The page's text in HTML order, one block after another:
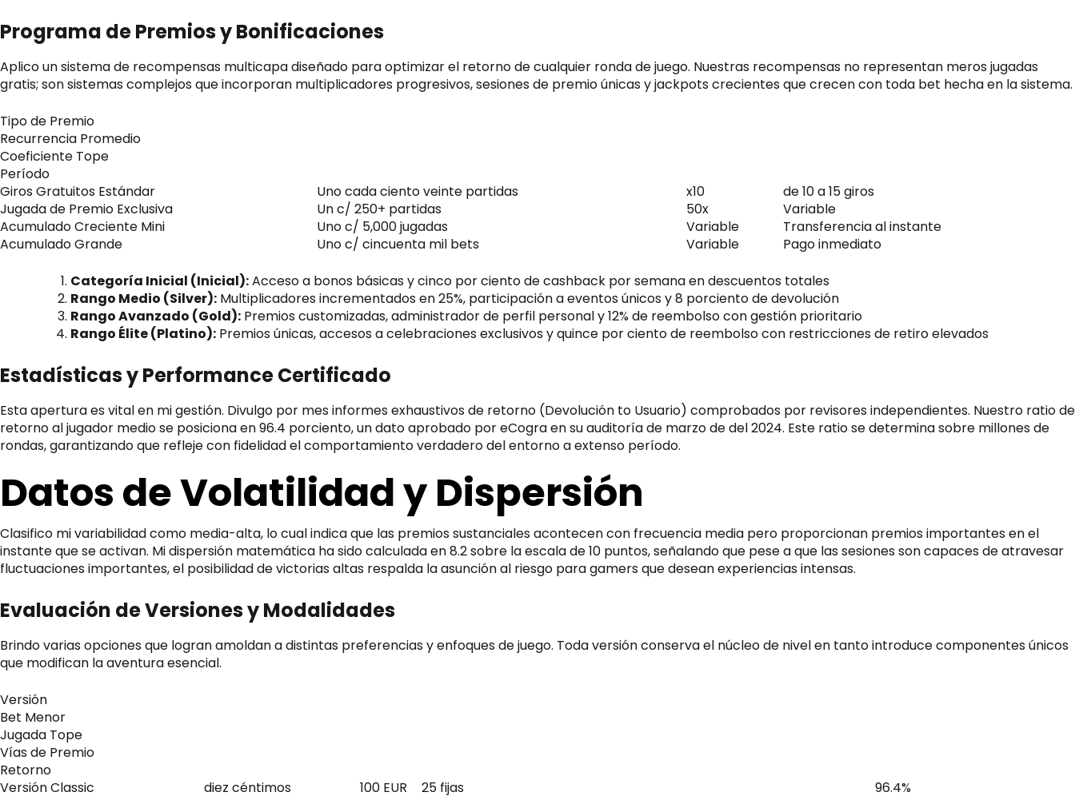
Programa de Premios y Bonificaciones
Aplico un sistema de recompensas multicapa diseñado para optimizar el retorno de cualquier ronda de juego. Nuestras recompensas no representan meros jugadas
gratis; son sistemas complejos que incorporan multiplicadores progresivos, sesiones de premio únicas y jackpots crecientes que crecen con toda bet hecha en la sistema.
Tipo de Premio
Recurrencia Promedio
Coeficiente Tope
Período
Giros Gratuitos Estándar
Uno cada ciento veinte partidas x10
de 10 a 15 giros
Jugada de Premio Exclusiva
Un c/ 250+ partidas 50x
Variable
Acumulado Creciente Mini
Uno c/ 5,000 jugadas Variable
Transferencia al instante
Acumulado Grande
Uno c/ cincuenta mil bets Variable
Pago inmediato
Categoría Inicial (Inicial):Acceso a bonos básicas y cinco por ciento de cashback por semana en descuentos totales
Rango Medio (Silver): Multiplicadores incrementados en 25%, participación a eventos únicos y 8 porciento de devolución
Rango Avanzado (Gold): Premios customizadas, administrador de perfil personal y 12% de reembolso con gestión prioritario
Rango Élite (Platino): Premios únicas, accesos a celebraciones exclusivos y quince por ciento de reembolso con restricciones de retiro elevados
Estadísticas y Performance Certificado
Esta apertura es vital en mi gestión. Divulgo por mes informes exhaustivos de retorno (Devolución to Usuario) comprobados por revisores independientes. Nuestro ratio de
retorno al jugador medio se posiciona en 96.4 porciento, un dato aprobado por eCogra en su auditoría de marzo de del 2024. Este ratio se determina sobre millones de
rondas, garantizando que refleje con fidelidad el comportamiento verdadero del entorno a extenso período.
Datos de Volatilidad y Dispersión
Clasifico mi variabilidad como media-alta, lo cual indica que las premios sustanciales acontecen con frecuencia media pero proporcionan premios importantes en el
instante que se activan. Mi dispersión matemática ha sido calculada en 8.2 sobre la escala de 10 puntos, señalando que pese a que las sesiones son capaces de atravesar
fluctuaciones importantes, el posibilidad de victorias altas respalda la asunción al riesgo para gamers que desean experiencias intensas.
Evaluación de Versiones y Modalidades
Brindo varias opciones que logran amoldan a distintas preferencias y enfoques de juego. Toda versión conserva el núcleo de nivel en tanto introduce componentes únicos
que modifican la aventura esencial.
Versión
Bet Menor
Jugada Tope
Vías de Premio
Retorno
Versión Classic
diez céntimos 100 EUR 25 fijas 96.4%